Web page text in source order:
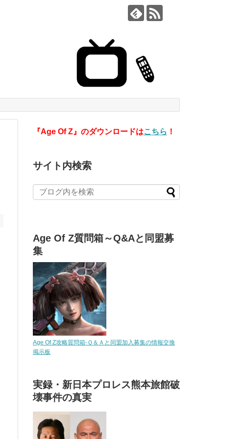
『Age Of Z』のダウンロードはこちら ！
サイト内検索
Age Of Z質問箱～Q&Aと同盟募
集
Age Of Z攻略質問箱-Ｑ＆Ａと同盟加入募集の情報交換
掲示板
実録・新日本プロレス熊本旅館破
壊事件の真実